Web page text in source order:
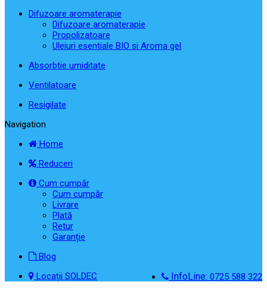
Difuzoare aromaterapie
Difuzoare aromaterapie
Propolizatoare
Uleiuri esentiale BIO si Aroma gel
Absorbtie umiditate
Ventilatoare
Resigilate
Navigation
Home
Reduceri
Cum cumpăr
Cum cumpăr
Livrare
Plată
Retur
Garanție
Blog
InfoLine: 0725 588 322
Locații SOLDEC